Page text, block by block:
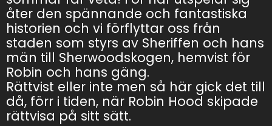
åter den spännande och fantastiska
historien och vi förflyttar oss från
staden som styrs av Sheriffen och hans
män till Sherwoodskogen, hemvist för
Robin och hans gäng.
Rättvist eller inte men så här gick det till
då, förr i tiden, när Robin Hood skipade
rättvisa på sitt sätt.